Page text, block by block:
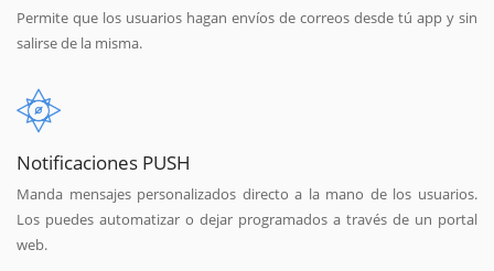
Permite que los usuarios hagan envíos de correos desde tú app y sin
salirse de la misma.
Notificaciones PUSH
Manda mensajes personalizados directo a la mano de los usuarios.
Los puedes automatizar o dejar programados a través de un portal
web.